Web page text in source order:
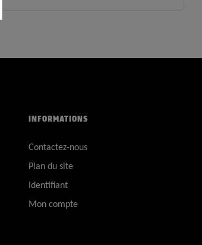
INFORMATIONS
Contactez-nous
Plan du site
Identifiant
Mon compte